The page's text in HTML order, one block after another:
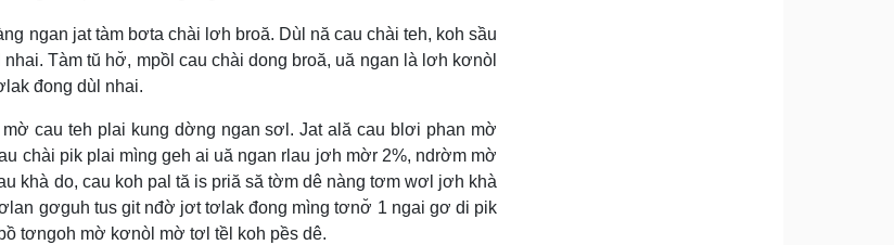
ngan jat tàm bơta chài lơh broă. Dùl nă cau chài teh, koh sầu
Tàm tŭ hơ̆, mpồl cau chài dong broă, uă ngan là lơh kơnòl
đong dùl nhai.
cau teh plai kung dờng ngan sơl. Jat ală cau blơi phan mờ
chài pik plai mìng geh ai uă ngan rlau jơh mờr 2%, ndrờm mờ
khà do, cau koh pal tă is priă să tờm dê nàng tơm wơl jơh khà
gơguh tus git nđờ jơt tơlak đong mìng tơnơ̆ 1 ngai gơ di pik
tơngoh mờ kơnòl mờ tơl tềl koh pềs dê.